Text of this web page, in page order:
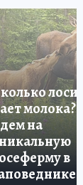
лосиха
молока?
на
в